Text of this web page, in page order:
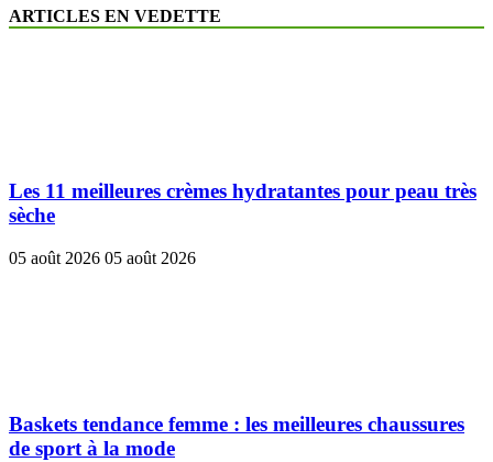
ARTICLES EN VEDETTE
Les 11 meilleures crèmes hydratantes pour peau très
sèche
05 août 2026 05 août 2026
Baskets tendance femme : les meilleures chaussures
de sport à la mode